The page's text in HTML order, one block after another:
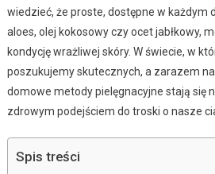
wiedzieć, że proste, dostępne w każdym
aloes, olej kokosowy czy ocet jabłkowy,
kondycję wrażliwej skóry. W świecie, w
poszukujemy skutecznych, a zarazem
domowe metody pielęgnacyjne stają się
zdrowym podejściem do troski o nasze
Spis treści